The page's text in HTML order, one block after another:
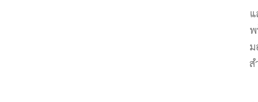
แ
พ
ม
ส